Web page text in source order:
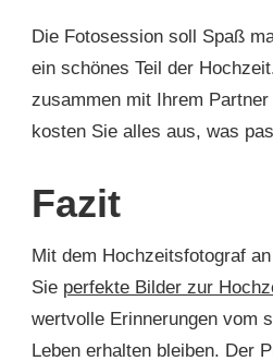
Die Fotosession soll Spaß
ein schönes Teil der
zusammen mit Ihrem
kosten Sie alles aus, was
Fazit
Mit dem Hochzeitsfotograf
Sie perfekte Bilder zur
wertvolle Erinnerungen vom
Leben erhalten bleiben. Der